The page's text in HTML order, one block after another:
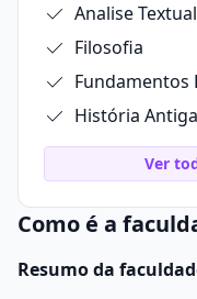
Analise Textual
Filosofia
Fundamentos
História
Ver
Como é a
Resumo da